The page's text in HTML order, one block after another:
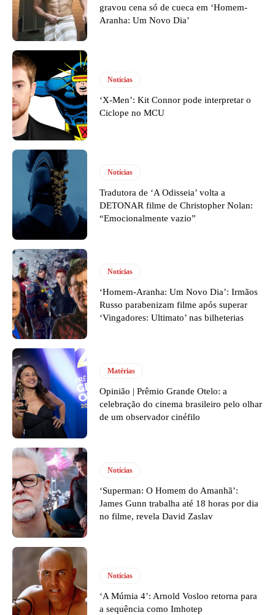
gravou cena só de cueca em ‘Homem-
Aranha: Um Novo Dia’
Notícias
‘X-Men’: Kit Connor pode interpretar o
Ciclope no MCU
Notícias
Tradutora de ‘A Odisseia’ volta a
DETONAR filme de Christopher Nolan:
“Emocionalmente vazio”
Notícias
‘Homem-Aranha: Um Novo Dia’: Irmãos
Russo parabenizam filme após superar
‘Vingadores: Ultimato’ nas bilheterias
Matérias
Opinião | Prêmio Grande Otelo: a
celebração do cinema brasileiro pelo olhar
de um observador cinéfilo
Notícias
‘Superman: O Homem do Amanhã’:
James Gunn trabalha até 18 horas por dia
no filme, revela David Zaslav
Notícias
‘A Múmia 4’: Arnold Vosloo retorna para
a sequência como Imhotep